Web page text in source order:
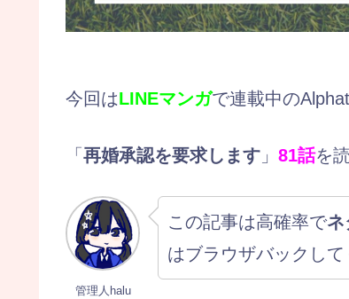
今回はLINEマンガで連載中の
「 再婚承認を要求します 」 81話を
管理人halu
この記事は高確率でネ
はブラウザバックして